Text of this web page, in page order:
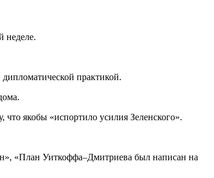
неделе.
практикой.
якобы «испортило усилия Зеленского».
«План Уиткоффа–Дмитриева был написан на